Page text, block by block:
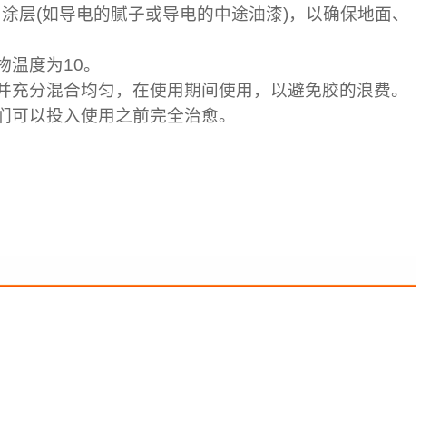
层(如导电的腻子或导电的中途油漆)，以确保地面、
度为10。
分混合均匀，在使用期间使用，以避免胶的浪费。
以投入使用之前完全治愈。